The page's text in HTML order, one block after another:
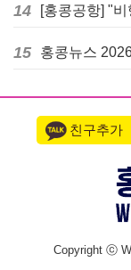
14
15 홍콩뉴스
친구추가
Copyright ⓒ